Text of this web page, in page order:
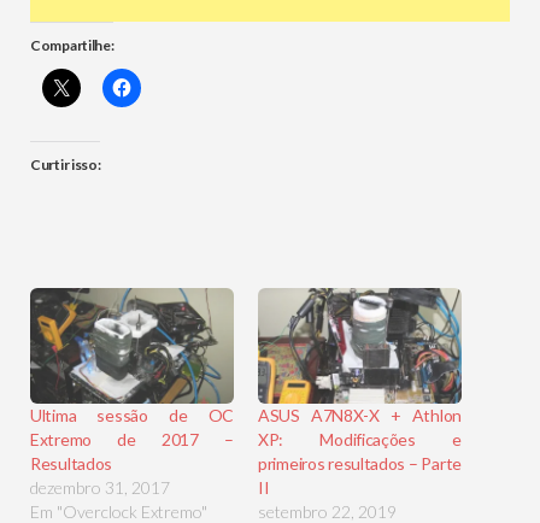
Compartilhe:
Curtir isso:
Ultima sessão de OC
Extremo de 2017 –
Resultados
dezembro 31, 2017
Em "Overclock Extremo"
ASUS A7N8X-X + Athlon
XP: Modificações e
primeiros resultados – Parte
II
setembro 22, 2019